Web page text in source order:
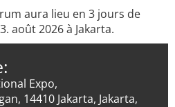
aura lieu en 3 jours de
août 2026 à Jakarta.
Expo,
14410 Jakarta, Jakarta,